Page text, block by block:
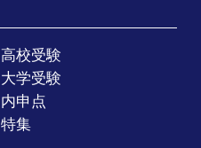
高校受験
大学受験
内申点
特集